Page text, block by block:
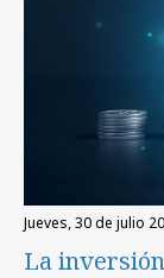
jueves, 30 de julio
La